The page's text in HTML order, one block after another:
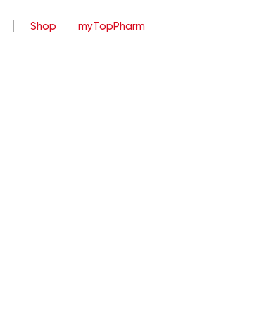
Shop myTopPharm